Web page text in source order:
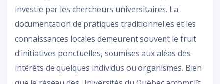
investie par les chercheurs universitaires. La
documentation de pratiques traditionnelles et les
connaissances locales demeurent souvent le fruit
d’initiatives ponctuelles, soumises aux aléas des
intérêts de quelques individus ou organismes. Bien